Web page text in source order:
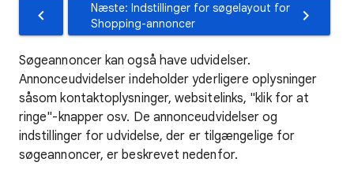
Næste: Indstillinger for søgelayout for
Shopping-annoncer
Søgeannoncer kan også have udvidelser.
Annonceudvidelser indeholder yderligere oplysninger
såsom kontaktoplysninger, websitelinks, "klik for at
ringe"-knapper osv. De annonceudvidelser og
indstillinger for udvidelse, der er tilgængelige for
søgeannoncer, er beskrevet nedenfor.